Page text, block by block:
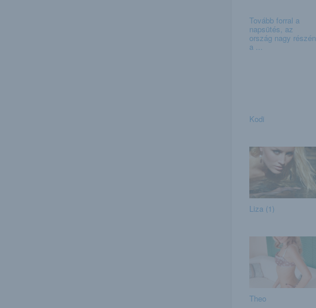
Tovább forral a
napsütés, az
ország nagy részén
a ...
Kodi
Liza (1)
Theo